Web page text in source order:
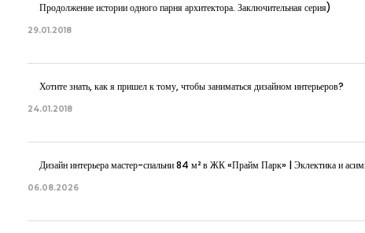
Продолжение истории одного парня архитектора. Заключительная серия)
29.01.2018
Хотите знать, как я пришел к тому, чтобы заниматься дизайном интерьеров?
24.01.2018
Дизайн интерьера мастер-спальни 84 м² в ЖК «Прайм Парк» | Эклектика и
06.08.2026